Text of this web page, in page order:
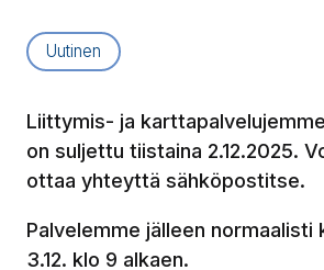
Artikkelityyppi:
Uutinen
Liittymis- ja
on suljettu tiistaina 2.12.2025.
ottaa yhteyttä sähköpostitse.
Palvelemme jälleen normaalisti
3.12. klo 9 alkaen.